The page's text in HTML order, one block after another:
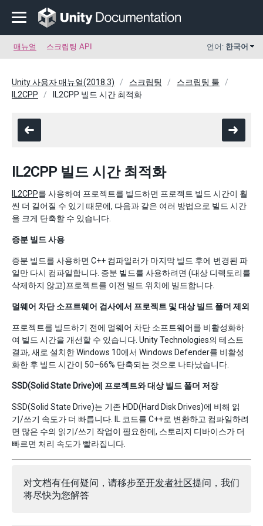
매뉴얼 스크립팅 API 언어: 한국어
Unity 사용자 매뉴얼(2018.3) 스크립팅
스크립팅 툴
IL2CPP
IL2CPP 빌드 시간 최적화
IL2CPP 빌드 시간 최적화
IL2CPP를 사용하여 프로젝트를 빌드하면 프로젝트 빌드 시간이 훨
씬 더 길어질 수 있기 때문에, 다음과 같은 여러 방법으로 빌드 시간
을 크게 단축할 수 있습니다.
증분 빌드 사용
증분 빌드를 사용하면 C++ 컴파일러가 마지막 빌드 후에 변경된 파
일만 다시 컴파일합니다. 증분 빌드를 사용하려면 (대상 디렉토리를
삭제하지 않고)프로젝트를 이전 빌드 위치에 빌드합니다.
멀웨어 차단 소프트웨어 검사에서 프로젝트 및 대상 빌드 폴더 제외
프로젝트를 빌드하기 전에 멀웨어 차단 소프트웨어를 비활성화하
여 빌드 시간을 개선할 수 있습니다. Unity Technologies의 테스트
결과, 새로 설치한 Windows 10에서 Windows Defender를 비활성
화한 후 빌드 시간이 50–66% 단축되는 것으로 나타났습니다.
SSD(Solid State Drive)에 프로젝트와 대상 빌드 폴더 저장
SSD(Solid State Drive)는 기존 HDD(Hard Disk Drives)에 비해 읽
기/쓰기 속도가 더 빠릅니다. IL 코드를 C++로 변환하고 컴파일하려
면 많은 수의 읽기/쓰기 작업이 필요한데, 스토리지 디바이스가 더
빠르면 처리 속도가 빨라집니다.
对文档有任何疑问，请移步至开发者社区提问，我们
将尽快为您解答